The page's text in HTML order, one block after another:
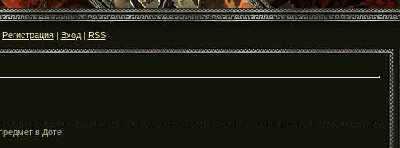
Регистрация| Вход| RSS
в Доте